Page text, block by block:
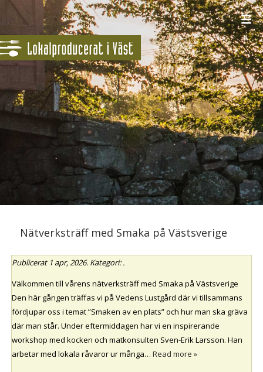
Nätverksträff med Smaka på Västsverige
Publicerat 1 apr, 2026. Kategori: .
Välkommen till vårens nätverksträff med Smaka på Västsverige
Den här gången träffas vi på Vedens Lustgård där vi tillsammans
fördjupar oss i temat ”Smaken av en plats” och hur man ska gräva
där man står. Under eftermiddagen har vi en inspirerande
workshop med kocken och matkonsulten Sven-Erik Larsson. Han
arbetar med lokala råvaror ur många…Read more »